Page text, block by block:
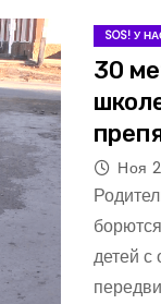
SOS! У
30
Ноя
детей с